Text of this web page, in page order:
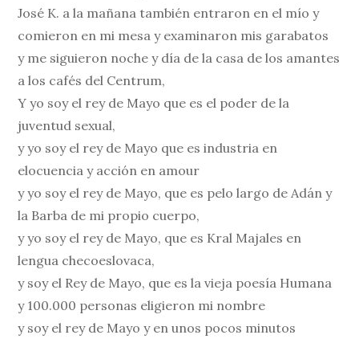
José K. a la mañana también entraron en el mío y
comieron en mi mesa y examinaron mis garabatos
y me siguieron noche y día de la casa de los amantes
a los cafés del Centrum,
Y yo soy el rey de Mayo que es el poder de la
juventud sexual,
y yo soy el rey de Mayo que es industria en
elocuencia y acción en amour
y yo soy el rey de Mayo, que es pelo largo de Adán y
la Barba de mi propio cuerpo,
y yo soy el rey de Mayo, que es Kral Majales en
lengua checoeslovaca,
y soy el Rey de Mayo, que es la vieja poesía Humana
y 100.000 personas eligieron mi nombre
y soy el rey de Mayo y en unos pocos minutos